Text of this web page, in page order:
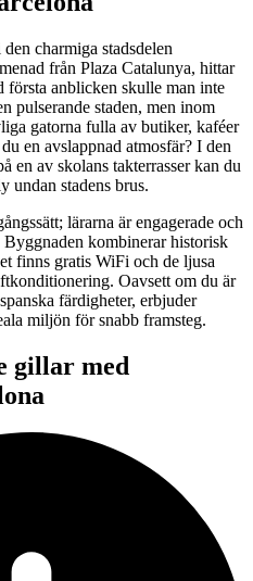
charmiga stadsdelen
från Plaza Catalunya, hittar
anblicken skulle man inte
pulserande staden, men inom
gatorna fulla av butiker, kaféer
en avslappnad atmosfär? I den
en av skolans takterrasser kan du
undan stadens brus.
lärarna är engagerade och
kombinerar historisk
finns gratis WiFi och de ljusa
Oavsett om du är
färdigheter, erbjuder
miljön för snabb framsteg.
gillar med